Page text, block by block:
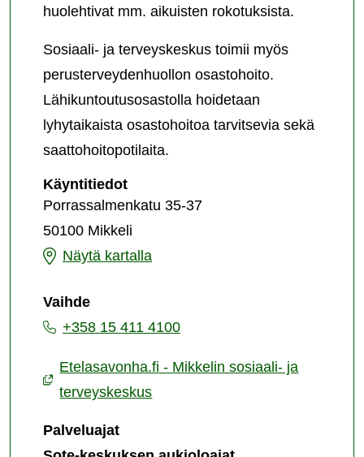
huolehtivat mm. aikuisten rokotuksista.
Sosiaali- ja terveyskeskus toimii myös
perusterveydenhuollon osastohoito.
Lähikuntoutusosastolla hoidetaan
lyhytaikaista osastohoitoa tarvitsevia sekä
saattohoitopotilaita.
KäyntitiedotMikkelin
sosiaali-
terveyskeskus
Porrassalmenkatu 35-37
50100 Mikkeli
Näytä kartalla
Mikkelin
ja
terveyskeskus
Vaihde
+358 15 411 4100
Etelasavonha.fi - Mikkelin sosiaali- ja
terveyskeskus
Palveluajat